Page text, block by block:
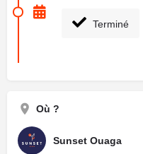
Terminé
Où ?
Sunset Ouaga